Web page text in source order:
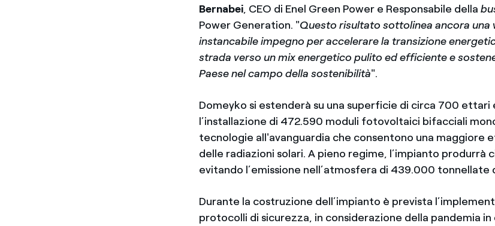
Bernabei, CEO di Enel Green Power e Responsabile della
Power Generation. "Questo risultato sottolinea ancora una
instancabile impegno per accelerare la transizione
strada verso un mix energetico pulito ed efficiente e
Paese nel campo della sostenibilità".
Domeyko si estenderà su una superficie di circa 700 ettari
l’installazione di 472.590 moduli fotovoltaici bifacciali
tecnologie all'avanguardia che consentono una maggiore
delle radiazioni solari. A pieno regime, l’impianto produrrà
evitando l’emissione nell’atmosfera di 439.000 tonnellate
Durante la costruzione dell’impianto è prevista
protocolli di sicurezza, in considerazione della pandemia in